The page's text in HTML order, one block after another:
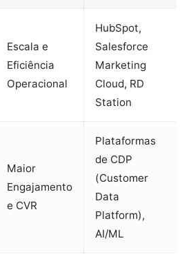
Escala e
Eficiência
Operacional
HubSpot,
Salesforce
Marketing
Cloud, RD
Station
Maior
Engajamento
e CVR
Plataformas
de CDP
(Customer
Data
Platform),
AI/ML